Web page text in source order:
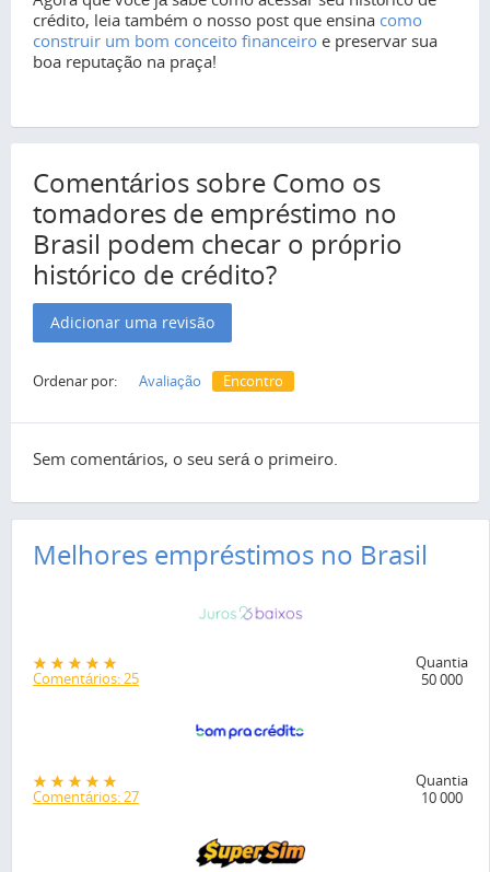
crédito, leia também o nosso post que ensina como
construir um bom conceito financeiro e preservar sua
boa reputação na praça!
Comentários sobre Como os
tomadores de empréstimo no
Brasil podem checar o próprio
histórico de crédito?
Adicionar uma revisão
Ordenar por: Avaliação Encontro
Sem comentários, o seu será o primeiro.
Melhores empréstimos no Brasil
Comentários: 25
Quantia
50 000
Comentários: 27
Quantia
10 000